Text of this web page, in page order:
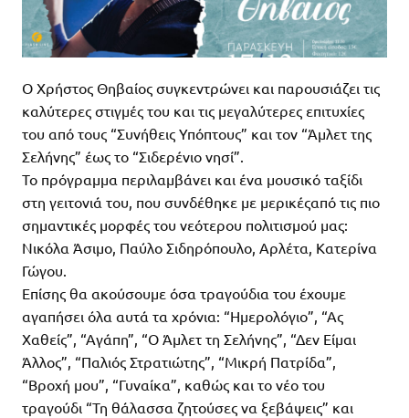
Ο Χρήστος Θηβαίος συγκεντρώνει και παρουσιάζει τις
καλύτερες στιγμές του και τις μεγαλύτερες επιτυχίες
του από τους “Συνήθεις Υπόπτους” και τον “Άμλετ της
Σελήνης” έως το “Σιδερένιο νησί”.
Το πρόγραμμα περιλαμβάνει και ένα μουσικό ταξίδι
στη γειτονιά του, που συνδέθηκε με μερικέςαπό τις πιο
σημαντικές μορφές του νεότερου πολιτισμού μας:
Νικόλα Άσιμο, Παύλο Σιδηρόπουλο, Αρλέτα, Κατερίνα
Γώγου.
Επίσης θα ακούσουμε όσα τραγούδια του έχουμε
αγαπήσει όλα αυτά τα χρόνια: “Ημερολόγιο”, “Ας
Χαθείς”, “Αγάπη”, “Ο Άμλετ τη Σελήνης”, “Δεν Είμαι
Άλλος”, “Παλιός Στρατιώτης”, “Μικρή Πατρίδα”,
“Βροχή μου”, “Γυναίκα”, καθώς και το νέο του
τραγούδι “Τη θάλασσα ζητούσες να ξεβάψεις” και